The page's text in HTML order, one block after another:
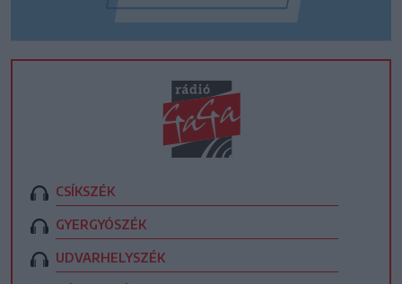
CSÍKSZÉK
GYERGYÓSZÉK
UDVARHELYSZÉK